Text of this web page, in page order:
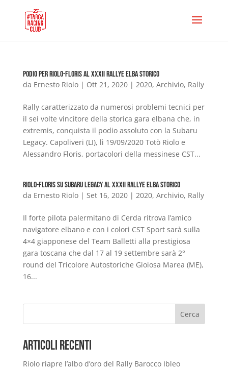
Podio per Riolo-Floris al XXXII Rallye Elba Storico
da Ernesto Riolo| Ott 21, 2020| 2020, Archivio, Rally
Rally caratterizzato da numerosi problemi tecnici per
il sei volte vincitore della storica gara elbana che, in
extremis, conquista il podio assoluto con la Subaru
Legacy. Capoliveri (LI), lì 19/09/2020 Totò Riolo e
Alessandro Floris, portacolori della messinese CST...
Riolo-Floris su Subaru Legacy al XXXII Rallye Elba Storico
da Ernesto Riolo| Set 16, 2020| 2020, Archivio, Rally
Il forte pilota palermitano di Cerda ritrova l’amico
navigatore elbano e con i colori CST Sport sarà sulla
4×4 giapponese del Team Balletti alla prestigiosa
gara toscana che dal 17 al 19 settembre sarà 2°
round del Tricolore Autostoriche Gioiosa Marea (ME),
16...
Cerca
Articoli Recenti
Riolo riapre l’albo d’oro del Rally Barocco Ibleo